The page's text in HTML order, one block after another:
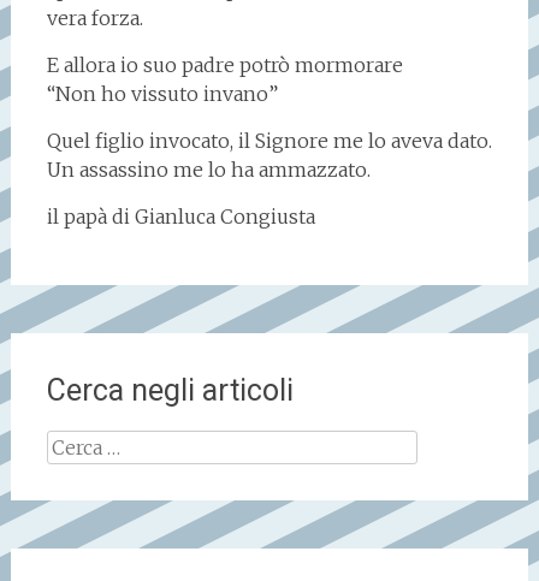
vera forza.
E allora io suo padre potrò mormorare
“Non ho vissuto invano”
Quel figlio invocato, il Signore me lo aveva dato.
Un assassino me lo ha ammazzato.
il papà di Gianluca Congiusta
Cerca negli articoli
Ricerca